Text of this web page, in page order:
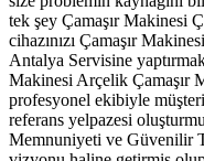
tek şey Çamaşır Makinesi
cihazınızı Çamaşır
Antalya Servisine
Makinesi Arçelik Çamaşır
profesyonel ekibiyle
referans yelpazesi
Memnuniyeti ve Güvenilir